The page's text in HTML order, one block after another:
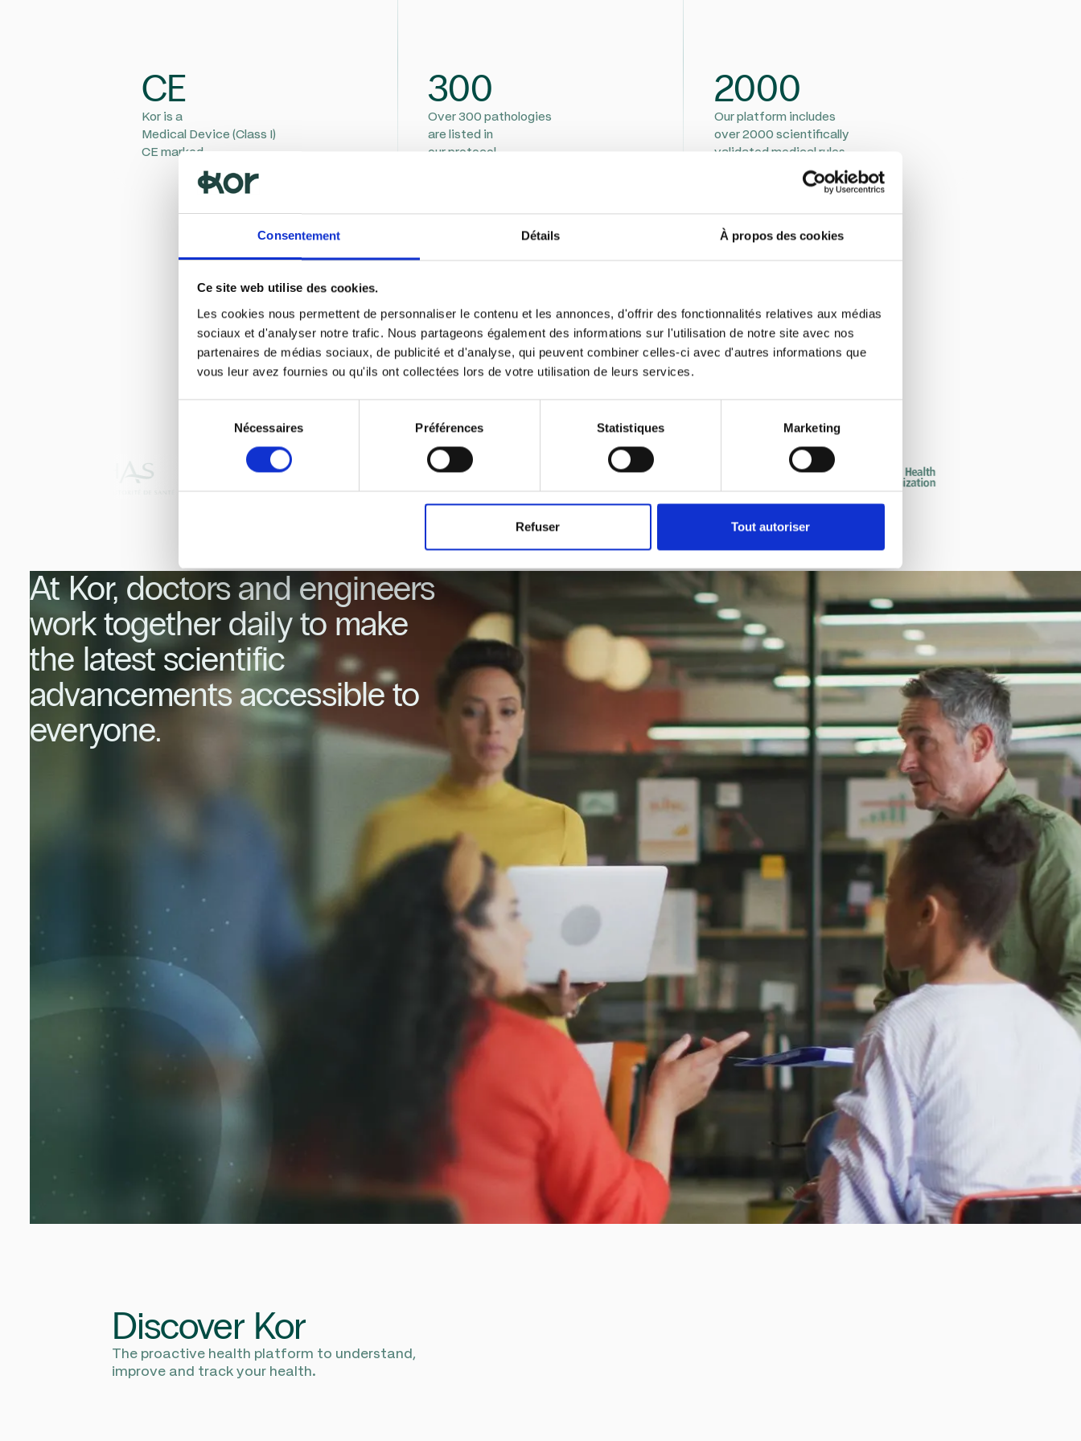
Consentement Détails À propos des cookies
Ce site web utilise des cookies.
Les cookies nous permettent de personnaliser le contenu et les annonces, d'offrir des fonctionnalités relatives aux médias
sociaux et d'analyser notre trafic. Nous partageons également des informations sur l'utilisation de notre site avec nos
partenaires de médias sociaux, de publicité et d'analyse, qui peuvent combiner celles-ci avec d'autres informations que
vous leur avez fournies ou qu'ils ont collectées lors de votre utilisation de leurs services.
consentement
Nécessaires Préférences Statistiques Marketing
Refuser Tout autoriser
CE
Kor is a
Medical Device (Class I)
CE marked
300
Over 300 pathologies
are listed in
our protocol
2000
Our platform includes
over 2000 scientifically
validated medical rules
Kor's medical protocol relies on the latest scientific recommendations.
100% scientifically validated.
At Kor, doctors and engineers
work together daily to make
the latest scientific
advancements accessible to
everyone.
Discover Kor
The proactive health platform to understand,
improve and track your health.